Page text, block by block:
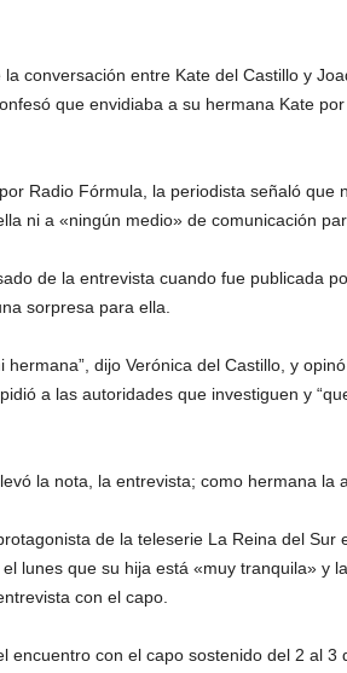
conversación entre Kate del Castillo y
que envidiaba a su hermana Kate
Radio Fórmula, la periodista señaló que
ni a «ningún medio» de comunicación
de la entrevista cuando fue publicada
sorpresa para ella.
dijo Verónica del Castillo, y
a las autoridades que investiguen y
la nota, la entrevista; como hermana la
de la teleserie La Reina del Sur
lunes que su hija está «muy tranquila» y
con el capo.
encuentro con el capo sostenido del 2 al 3